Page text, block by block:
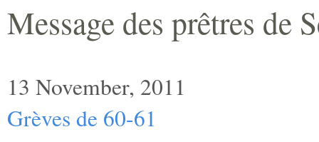
Message des prêtres de
13 November, 2011
Grèves de 60-61